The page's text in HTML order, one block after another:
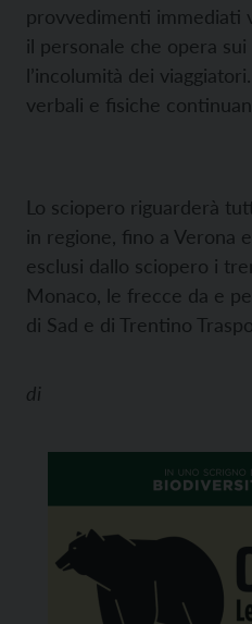
provvedimenti immediati
il personale che opera
l’incolumità dei
verbali e fisiche
Lo sciopero riguarderà
in regione, fino a Verona
esclusi dallo sciopero i
Monaco, le frecce da e
di Sad e di Trentino
di